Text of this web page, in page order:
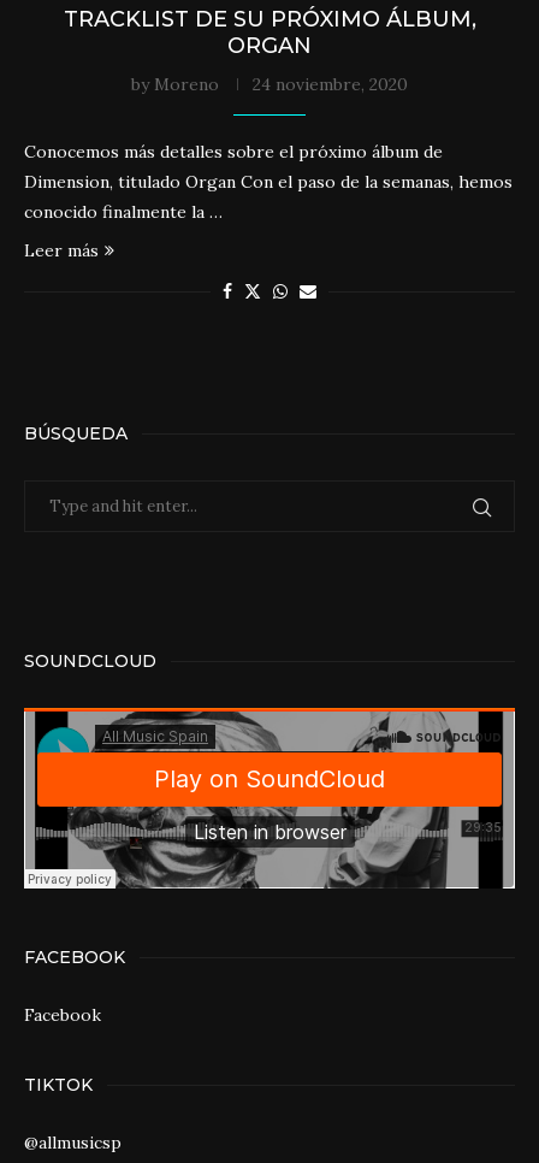
TRACKLIST DE SU PRÓXIMO ÁLBUM,
ORGAN
by Moreno 24 noviembre, 2020
Conocemos más detalles sobre el próximo álbum de
Dimension, titulado Organ Con el paso de la semanas, hemos
conocido finalmente la …
Leer más
BÚSQUEDA
SOUNDCLOUD
FACEBOOK
Facebook
TIKTOK
@allmusicsp